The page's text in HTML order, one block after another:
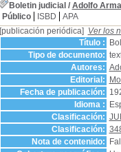
Boletin judicial / Adolfo
Público
ISBD
APA
[publicación periódica] Ver los
Título :
Tipo de documento:
Autores:
Editorial:
Fecha de publicación:
Idioma :
Clasificación:
Clasificación:
Nota de contenido: